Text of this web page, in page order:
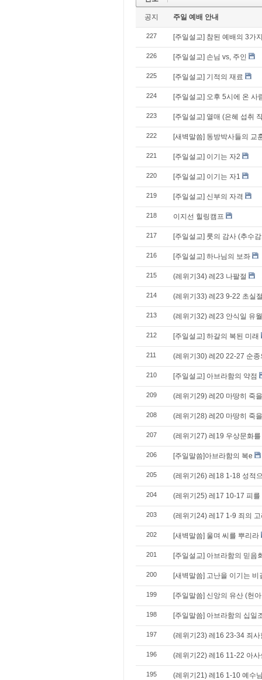
공지 주일 예배 안내
227 [주일설교] 참된 예배의 3가
226 [주일설교] 손님 vs, 주인
225 [주일설교] 기적의 재료
224 [주일설교] 오후 5시에 온 사
223 [주일설교] 열매 (은혜 섭취
222 [새벽말씀] 동방박사들의 교
221 [주일설교] 이기는 자2
220 [주일설교] 이기는 자1
219 [주일설교] 신부의 자격
218 이지선 힐링캠프
217 [주일설교] 룻의 감사 (추수
216 [주일설교] 하나님의 보좌
215 (레위기34) 레23 나팔절
214 (레위기33) 레23 9-22 초실
213 (레위기32) 레23 안식일 유
212 [주일설교] 하갈의 복된 미래
211 (레위기30) 레20 22-27 순
210 [주일설교] 아브라함의 약점
209 (레위기29) 레20 마땅히 죽
208 (레위기28) 레20 마땅히 죽
207 (레위기27) 레19 우상문화
206 [주일말씀]아브라함의 복e
205 (레위기26) 레18 1-18 성적
204 (레위기25) 레17 10-17 피를
203 (레위기24) 레17 1-9 죄의
202 [새벽말씀] 울며 씨를 뿌리라
201 [주일설교] 아브라함의 믿음
200 [새벽말씀] 고난을 이기는 비
199 [주일말씀] 신앙의 유산 (헌
198 [주일말씀] 아브라함의 십일
197 (레위기23) 레16 23-34 죄
196 (레위기22) 레16 11-22 아사
195 (레위기21) 레16 1-10 예수